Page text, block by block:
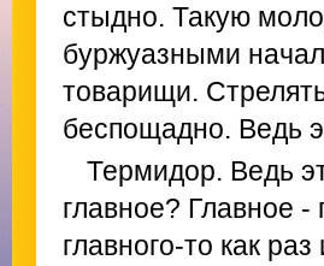
стыдно. Такую
буржуазными
товарищи.
беспощадно. Ведь
Термидор. Ведь
главное? Главное
главного-то как